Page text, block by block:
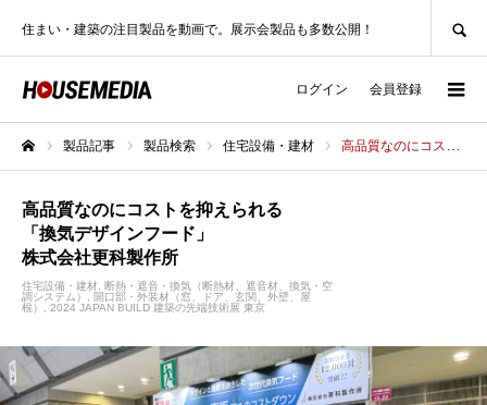
住まい・建築の注目製品を動画で。展示会製品も多数公開！
ログイン 会員登録
製品記事 製品検索 住宅設備・建材 高品質なのにコストを抑えられる「換気デザインフード」株式会社更科製作所
高品質なのにコストを抑えられる
「換気デザインフード」
株式会社更科製作所
住宅設備・建材
断熱・遮音・換気（断熱材、遮音材、換気・空
調システム）
開口部・外装材（窓、ドア、玄関、外壁、屋
根）
2024 JAPAN BUILD 建築の先端技術展 東京